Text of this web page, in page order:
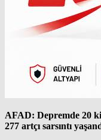
AFAD: Depremde 20
277 artçı sarsıntı